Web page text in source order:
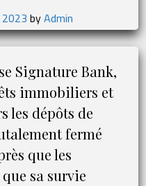
recevoir
le
Chèque
énergie
à
partir
du
21
avril
byAdmin
Signature Bank,
immobiliers et
les dépôts de
fermé
que les
sa survie